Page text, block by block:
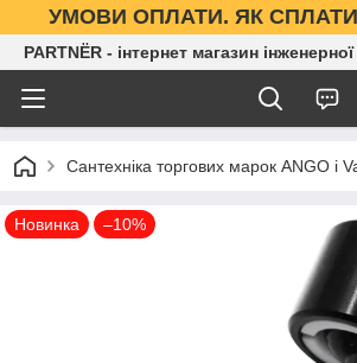
УМОВИ ОПЛАТИ. ЯК
PARTNЁR - інтернет магазин
Сантехніка торгових марок ANGO і
Новинка –10%